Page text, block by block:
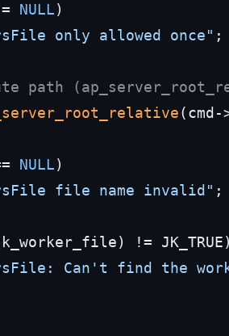
NULL)
only allowed once" ;
path
NULL)
file name invalid" ;
!= JK_TRUE)
Can't find the